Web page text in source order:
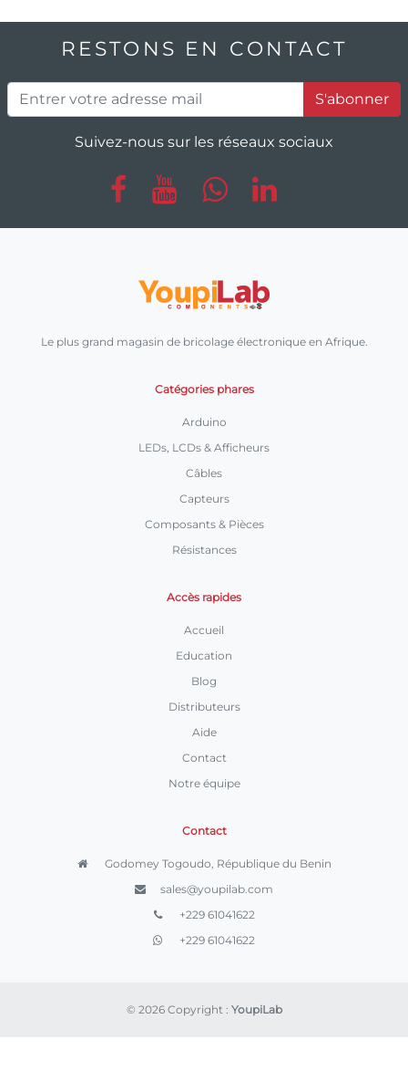
RESTONS EN CONTACT
S'abonner
Suivez-nous sur les réseaux sociaux
Le plus grand magasin de bricolage électronique en Afrique.
Catégories phares
Arduino
LEDs, LCDs & Afficheurs
Câbles
Capteurs
Composants & Pièces
Résistances
Accès rapides
Accueil
Education
Blog
Distributeurs
Aide
Contact
Notre équipe
Contact
Godomey Togoudo, République du Benin
sales@youpilab.com
+229 61041622
+229 61041622
© 2026 Copyright : YoupiLab